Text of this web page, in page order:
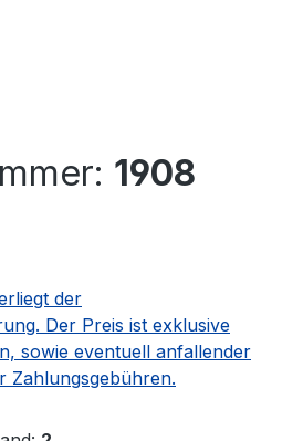
1908
der
Der Preis ist exklusive
sowie eventuell anfallender
Zahlungsgebühren.